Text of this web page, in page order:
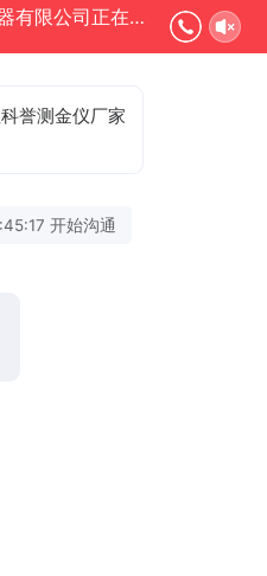
深圳市科誉仪器有限公司正在为您服务
誉测金仪厂家
开始沟通